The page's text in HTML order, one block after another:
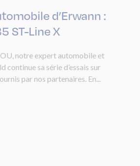
d’Erwann :
ST-Line X
notre expert automobile et
continue sa série d’essais sur
par nos partenaires. En...